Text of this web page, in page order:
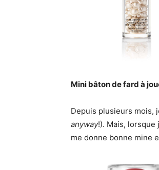
Mini bâton de fard à
Depuis plusieurs mois,
anyway!). Mais, lorsque
me donne bonne mine